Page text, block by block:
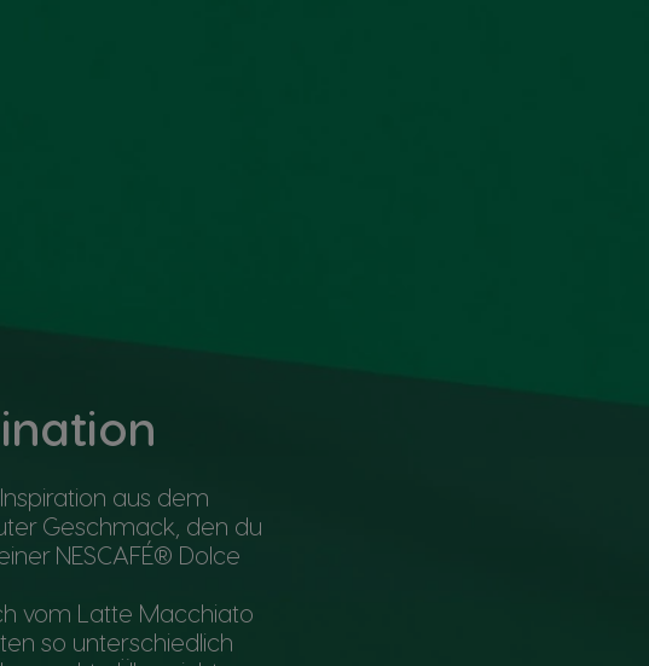
aus dem
Geschmack, den du
NESCAFÉ® Dolce
vom Latte Macchiato
so unterschiedlich